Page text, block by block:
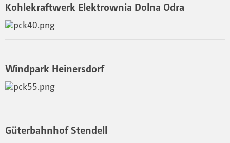
Kohlekraftwerk Elektrownia Dolna Odra
Windpark Heinersdorf
Güterbahnhof Stendell